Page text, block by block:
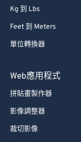
Kg 到 Lbs
Feet 到 Meters
單位轉換器
Web應用程式
拼貼畫製作器
影像調整器
裁切影像